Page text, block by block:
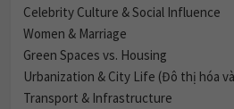
Celebrity Culture & Social Influence
Women & Marriage
Green Spaces vs. Housing
Urbanization & City Life (Đô thị hóa
Transport & Infrastructure